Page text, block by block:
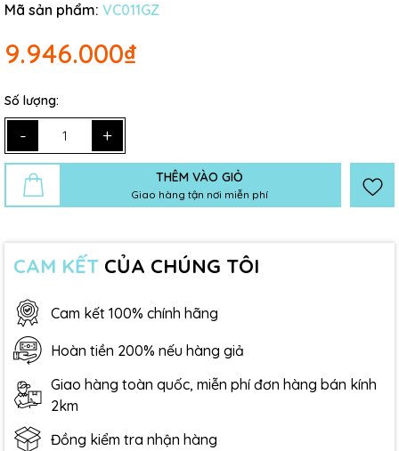
Mã sản phẩm: VC011GZ
9.946.000₫
Số lượng:
- +
THÊM VÀO GIỎ
Giao hàng tận nơi miễn phí
CAM KẾT CỦA CHÚNG TÔI
Cam kết 100% chính hãng
Hoàn tiền 200% nếu hàng giả
Giao hàng toàn quốc, miễn phí đơn hàng bán kính
2km
Đồng kiểm tra nhận hàng